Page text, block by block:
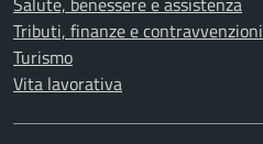
Tributi, finanze e contravvenzioni
Turismo
Vita lavorativa